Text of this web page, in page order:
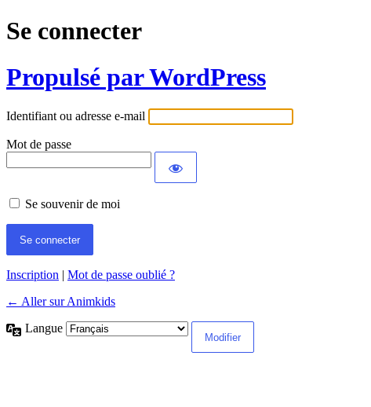
Se connecter
Propulsé par WordPress
Identifiant ou adresse e-mail
Mot de passe
Se souvenir de moi
Inscription | Mot de passe oublié ?
← Aller sur Animkids
Langue